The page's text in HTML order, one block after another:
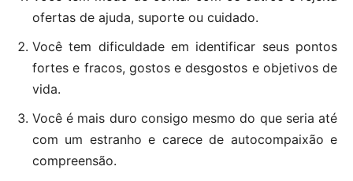
ofertas de ajuda, suporte ou cuidado.
Você tem dificuldade em identificar seus pontos
fortes e fracos, gostos e desgostos e objetivos de
vida.
Você é mais duro consigo mesmo do que seria até
com um estranho e carece de autocompaixão e
compreensão.